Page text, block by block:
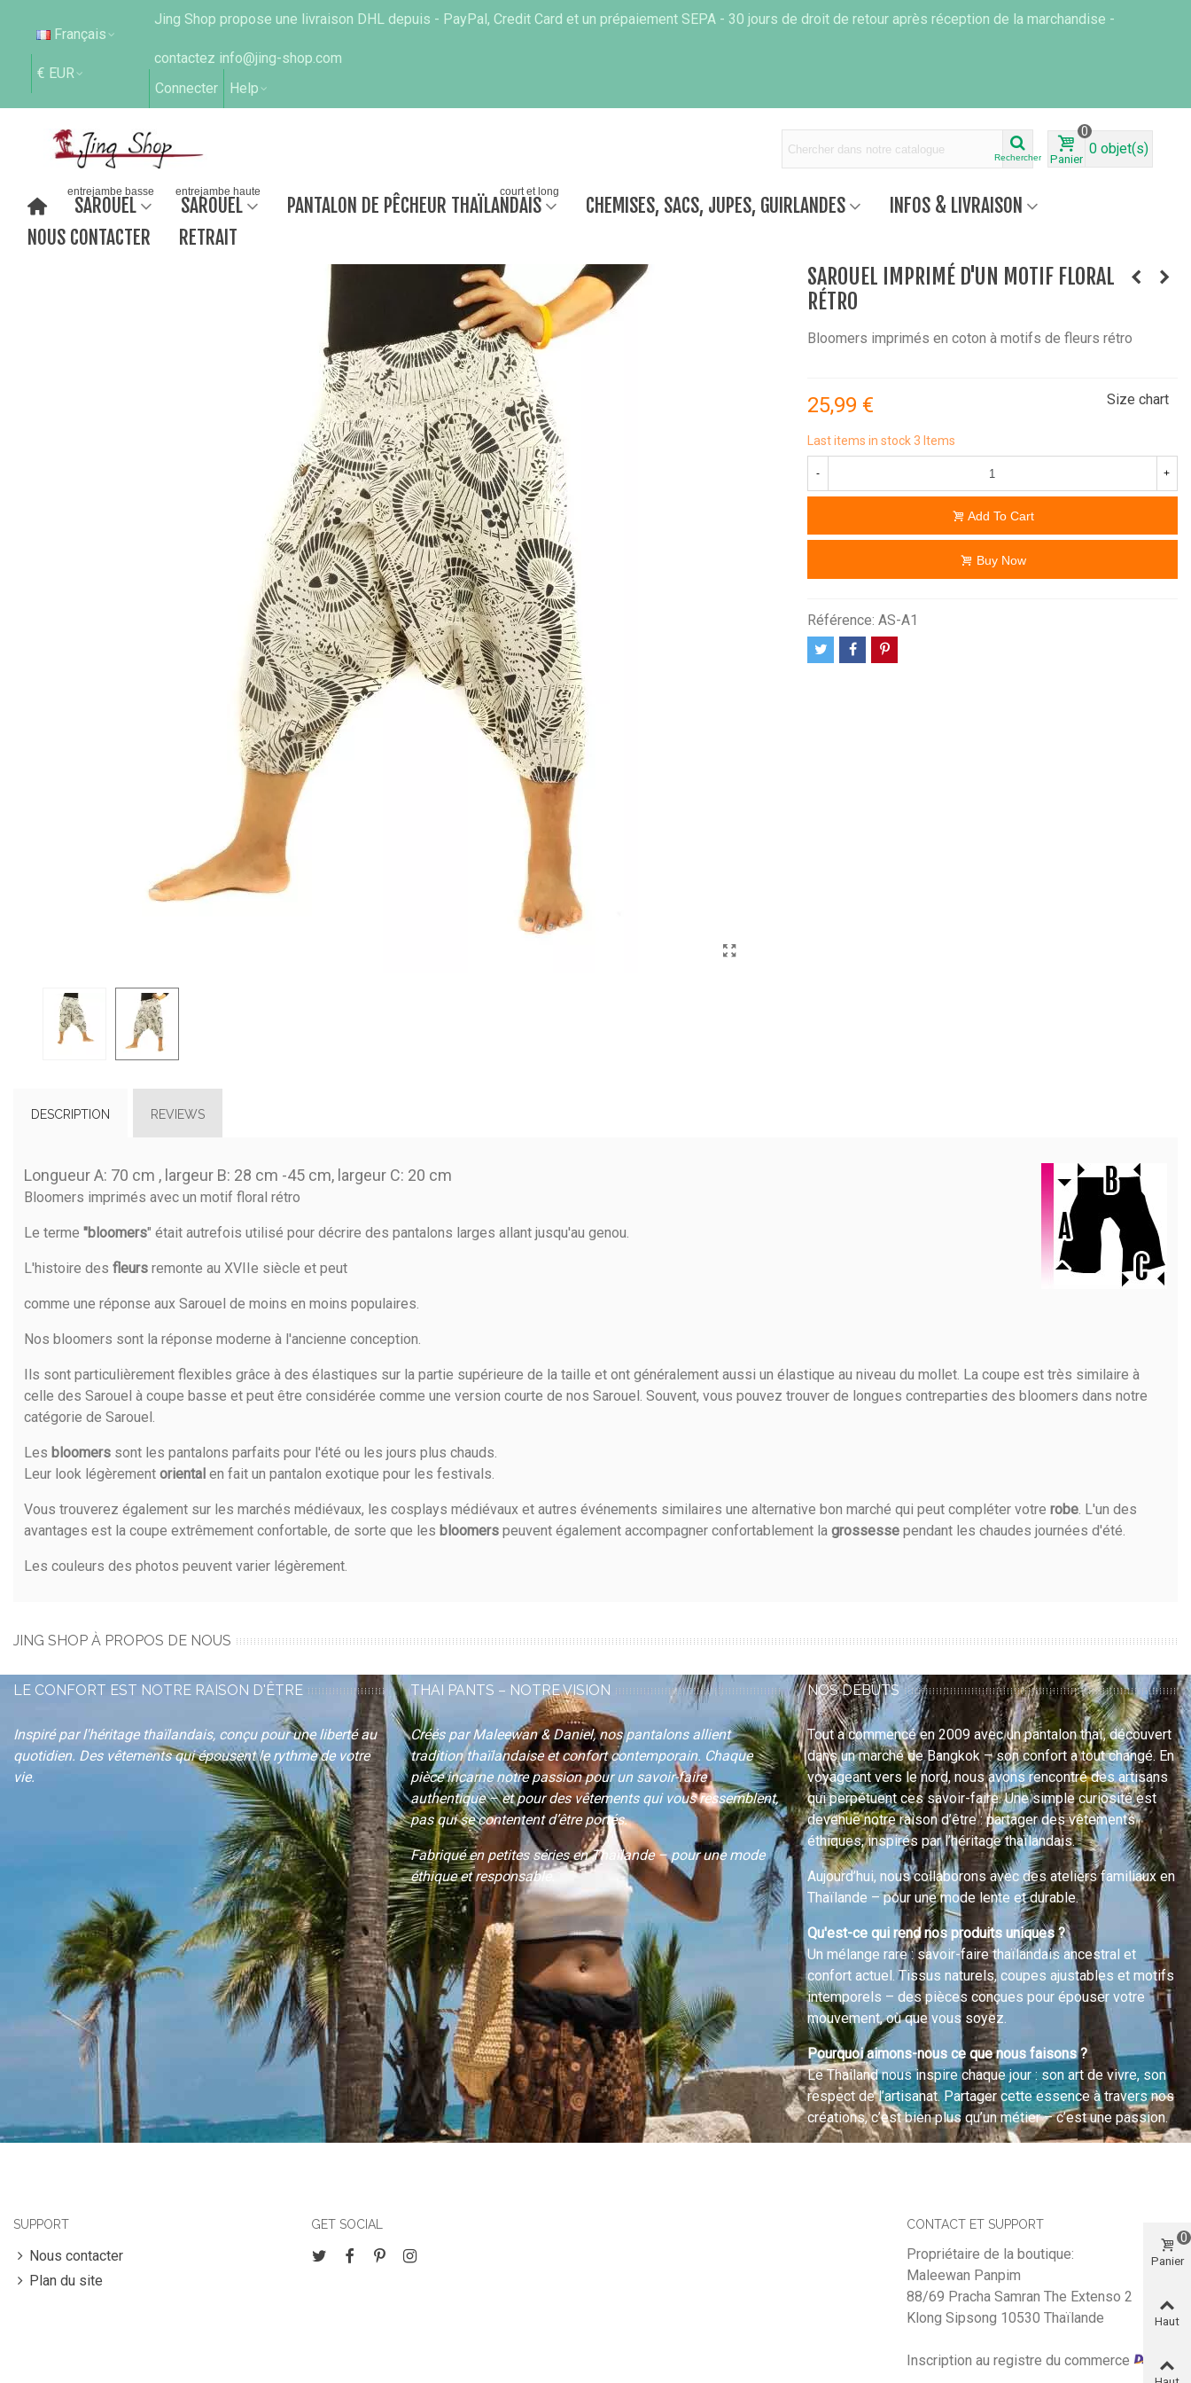
Français
€ EUR
Jing Shop propose une livraison DHL depuis - PayPal, Credit Card et un prépaiement SEPA - 30 jours de droit de retour après réception de la marchandise -
contactez info@jing-shop.com
Connecter
Help
Rechercher Panier
0
0 objet(s)
SAROUEL
entrejambe basse
SAROUEL
entrejambe haute
PANTALON DE PÊCHEUR THAÏLANDAIS
court et long
CHEMISES, SACS, JUPES, GUIRLANDES
INFOS & LIVRAISON
NOUS CONTACTER
RETRAIT
SAROUEL IMPRIMÉ D'UN MOTIF FLORAL
RÉTRO
Bloomers imprimés en coton à motifs de fleurs rétro
25,99 € Size chart
Last items in stock3 Items
- +
Add To Cart
Buy Now
Référence: AS-A1
DESCRIPTION REVIEWS
Longueur A: 70 cm , largeur B: 28 cm -45 cm, largeur C: 20 cm
Bloomers imprimés avec un motif floral rétro
Le terme "bloomers" était autrefois utilisé pour décrire des pantalons larges allant jusqu'au genou.
L'histoire des fleurs remonte au XVIIe siècle et peut
comme une réponse aux Sarouel de moins en moins populaires.
Nos bloomers sont la réponse moderne à l'ancienne conception.
Ils sont particulièrement flexibles grâce à des élastiques sur la partie supérieure de la taille et ont généralement aussi un élastique au niveau du mollet. La coupe est très similaire à
celle des Sarouel à coupe basse et peut être considérée comme une version courte de nos Sarouel. Souvent, vous pouvez trouver de longues contreparties des bloomers dans notre
catégorie de Sarouel.
Les bloomers sont les pantalons parfaits pour l'été ou les jours plus chauds.
Leur look légèrement oriental en fait un pantalon exotique pour les festivals.
Vous trouverez également sur les marchés médiévaux, les cosplays médiévaux et autres événements similaires une alternative bon marché qui peut compléter votre robe. L'un des
avantages est la coupe extrêmement confortable, de sorte que les bloomers peuvent également accompagner confortablement la grossesse pendant les chaudes journées d'été.
Les couleurs des photos peuvent varier légèrement.
JING SHOP À PROPOS DE NOUS
LE CONFORT EST NOTRE RAISON D'ÊTRE
Inspiré par l'héritage thaïlandais, conçu pour une liberté au
quotidien. Des vêtements qui épousent le rythme de votre
vie.
THAI PANTS – NOTRE VISION
Créés par Maleewan & Daniel, nos pantalons allient
tradition thaïlandaise et confort contemporain. Chaque
pièce incarne notre passion pour un savoir-faire
authentique – et pour des vêtements qui vous ressemblent,
pas qui se contentent d’être portés.
Fabriqué en petites séries en Thaïlande – pour une mode
éthique et responsable.
NOS DÉBUTS
Tout a commencé en 2009 avec un pantalon thaï, découvert
dans un marché de Bangkok – son confort a tout changé. En
voyageant vers le nord, nous avons rencontré des artisans
qui perpétuent ces savoir-faire. Une simple curiosité est
devenue notre raison d’être : partager des vêtements
éthiques, inspirés par l’héritage thaïlandais.
Aujourd’hui, nous collaborons avec des ateliers familiaux en
Thaïlande – pour une mode lente et durable.
Qu'est-ce qui rend nos produits uniques ?
Un mélange rare : savoir-faire thaïlandais ancestral et
confort actuel. Tissus naturels, coupes ajustables et motifs
intemporels – des pièces conçues pour épouser votre
mouvement, où que vous soyez.
Pourquoi aimons-nous ce que nous faisons ?
Le Thailand nous inspire chaque jour : son art de vivre, son
respect de l’artisanat. Partager cette essence à travers nos
créations, c’est bien plus qu’un métier – c’est une passion.
SUPPORT
Nous contacter
Plan du site
GET SOCIAL CONTACT ET SUPPORT
Propriétaire de la boutique:
Maleewan Panpim
88/69 Pracha Samran The Extenso 2
Klong Sipsong 10530 Thaïlande
Inscription au registre du commerce
Panier
0
Haut